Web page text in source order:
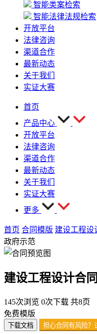
智能类案检索
智能法律法规检索
开放平台
法律咨询
渠道合作
最新动态
关于我们
实证大赛
首页
产品中心
开放平台
法律咨询
渠道合作
最新动态
关于我们
实证大赛
更多
首页 合同模版 建设工程
政府示范
建设工程设计合
145次浏览 0次下载 共8页
免费模版
下载文档 担心合同有风险？